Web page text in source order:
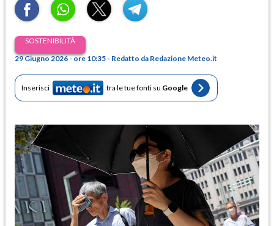
SOSTENIBILITÀ
29 Giugno 2026 - ore 10:35 - Redatto da Redazione Meteo.it
Inserisci tra le tue fonti su Google